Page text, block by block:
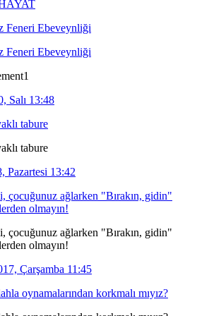
Feneri Ebeveynliği
Feneri Ebeveynliği
Salı 13:48
tabure
tabure
Pazartesi 13:42
çocuğunuz ağlarken "Bırakın, gidin"
olmayın!
çocuğunuz ağlarken "Bırakın, gidin"
olmayın!
Çarşamba 11:45
oynamalarından korkmalı mıyız?